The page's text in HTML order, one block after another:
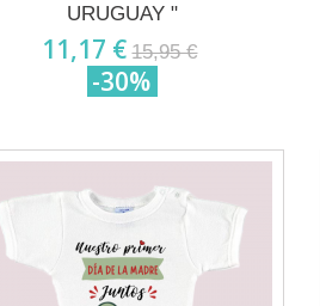
URUGUAY "
11,17 € 15,95 €
-30%